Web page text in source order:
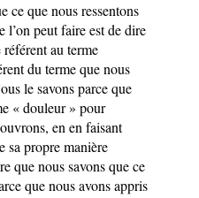
ce que nous ressentons
l’on peut faire est de dire
au terme
du terme que nous
le savons parce que
« douleur » pour
en en faisant
sa propre manière
que nous savons que ce
que nous avons appris